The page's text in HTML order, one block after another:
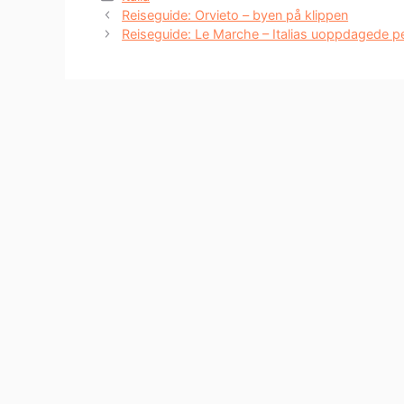
Reiseguide: Orvieto – byen på klippen
Reiseguide: Le Marche – Italias uoppdagede